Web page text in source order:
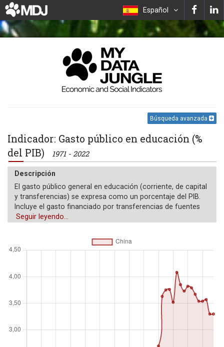
Español
Búsqueda avanzada
Indicador: Gasto público en educación (%
del PIB)
1971 - 2022
Descripción
El gasto público general en educación (corriente, de capital
y transferencias) se expresa como un porcentaje del PIB.
Incluye el gasto financiado por transferencias de fuentes
internacionales al gobierno. La administración pública se
%
Seguir leyendo...